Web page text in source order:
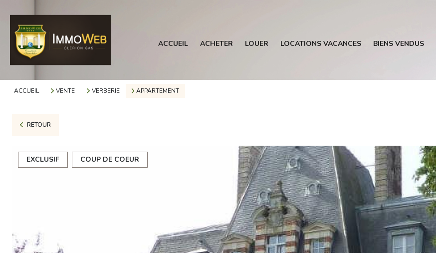
ACCUEIL ACHETER LOUER LOCATIONS VACANCES BIENS VENDUS
ACCUEIL VENTE VERBERIE APPARTEMENT
RETOUR
EXCLUSIF COUP DE COEUR